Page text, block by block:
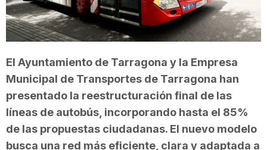
a
r
a
El Ayuntamiento de Tarragona y la Empresa
Municipal de Transportes de Tarragona han
presentado la reestructuración final de las
líneas de autobús, incorporando hasta el 85%
de las propuestas ciudadanas. El nuevo modelo
busca una red más eficiente, clara y adaptada a